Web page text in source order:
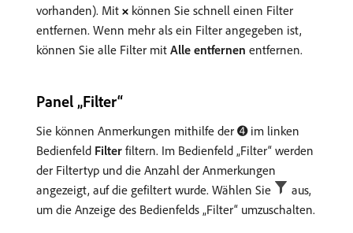
vorhanden). Mit
können Sie schnell einen Filter
entfernen. Wenn mehr als ein Filter angegeben ist,
können Sie alle Filter mit Alle entfernen entfernen.
Panel „Filter“
Sie können Anmerkungen mithilfe der ➍ im linken
Bedienfeld Filter filtern. Im Bedienfeld „Filter“ werden
der Filtertyp und die Anzahl der Anmerkungen
angezeigt, auf die gefiltert wurde. Wählen Sie
aus,
um die Anzeige des Bedienfelds „Filter“ umzuschalten.